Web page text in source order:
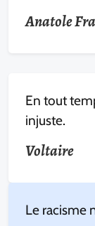
Anatole
En tout
injuste.
Voltaire
Le racisme